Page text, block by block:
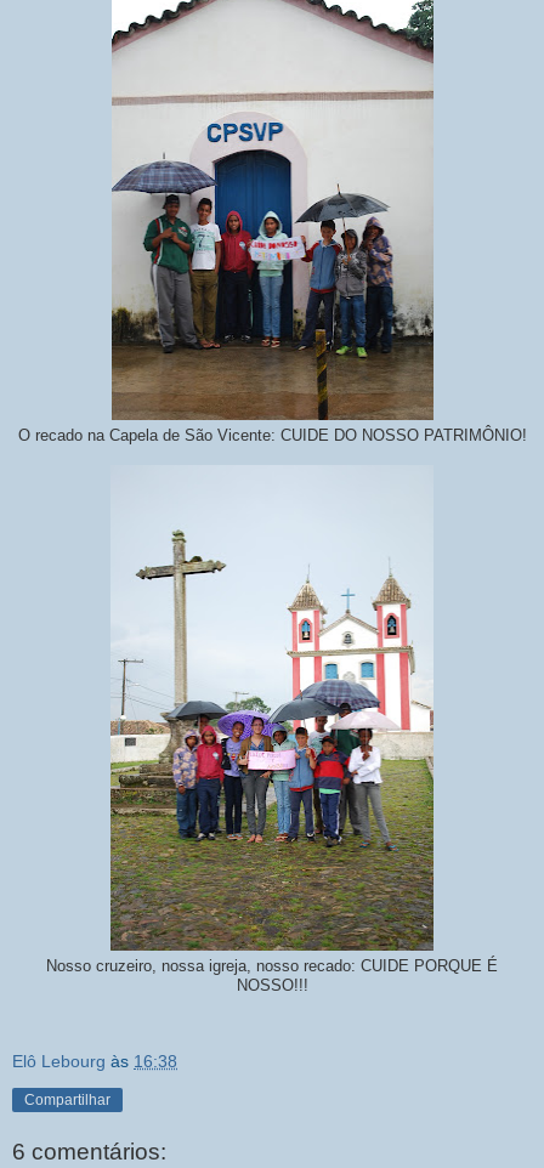
O recado na Capela de São Vicente: CUIDE DO NOSSO PATRIMÔNIO!
Nosso cruzeiro, nossa igreja, nosso recado: CUIDE PORQUE É
NOSSO!!!
Elô Lebourg às 16:38
Compartilhar
6 comentários: